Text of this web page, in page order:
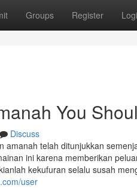
Groups Register
You
Discuss
amanah telah ditunjukkan
ini karena memberikan
kekufuran selalu susah
user